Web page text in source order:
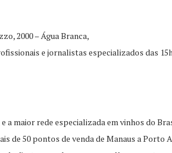
2000 – Água Branca,
e jornalistas especializados das
a maior rede especializada em vinhos do
de 50 pontos de venda de Manaus a